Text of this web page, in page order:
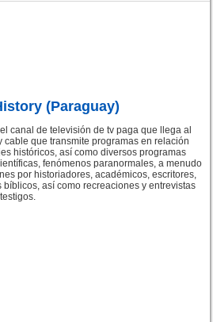
(Paraguay)
canal de televisión de tv paga que llega al
cable que transmite programas en relación
históricos, así como diversos programas
fenómenos paranormales, a menudo
por historiadores, académicos, escritores,
bíblicos, así como recreaciones y entrevistas